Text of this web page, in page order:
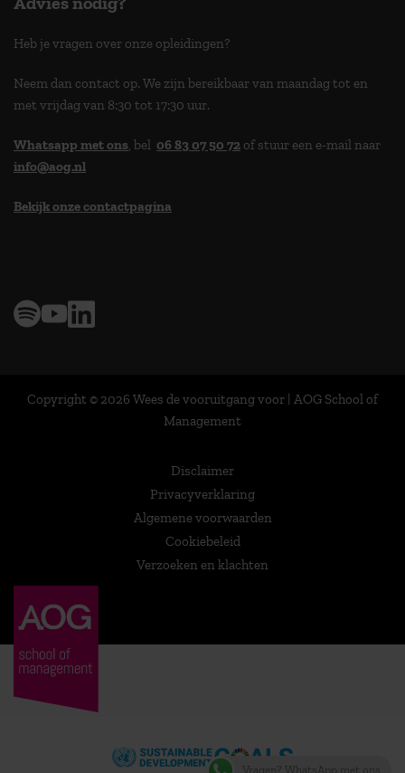
Heb je vragen over onze opleidingen?
Neem dan contact op. We zijn bereikbaar van maandag tot en
met vrijdag van 8:30 tot 17:30 uur.
Whatsapp met ons , bel 06 83 07 50 72 of stuur een e-mail naar
info@aog.nl
Bekijk onze contactpagina
Copyright © 2026 Wees de vooruitgang voor | AOG School of
Management
Disclaimer
Privacyverklaring
Algemene voorwaarden
Cookiebeleid
Verzoeken en klachten
Vragen? WhatsApp met ons